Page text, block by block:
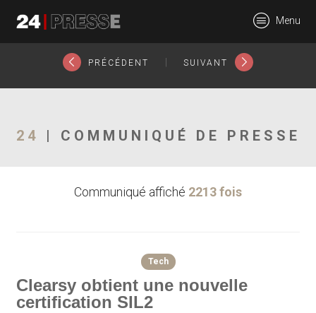
24Presse -
Communiqués de
Menu
PRÉCÉDENT SUIVANT
24 | COMMUNIQUÉ DE PRESSE
Communiqué affiché 2213 fois
Tech
Clearsy obtient une nouvelle
certification SIL2